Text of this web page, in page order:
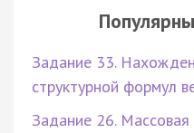
Задание 33.
структурной формул
Задание 26.